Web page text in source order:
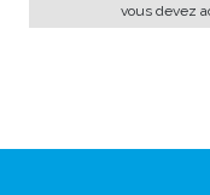
vous devez